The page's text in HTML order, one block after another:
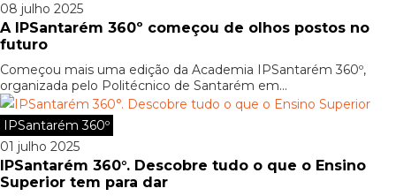
08 julho 2025
A IPSantarém 360º começou de olhos postos no
futuro
Começou mais uma edição da Academia IPSantarém 360º,
organizada pelo Politécnico de Santarém em...
IPSantarém 360º
01 julho 2025
IPSantarém 360°. Descobre tudo o que o Ensino
Superior tem para dar